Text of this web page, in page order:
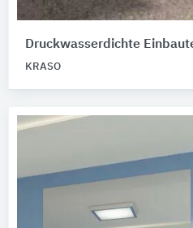
Druckwasserdichte
KRASO